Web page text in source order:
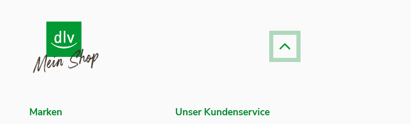
Marken Unser Kundenservice